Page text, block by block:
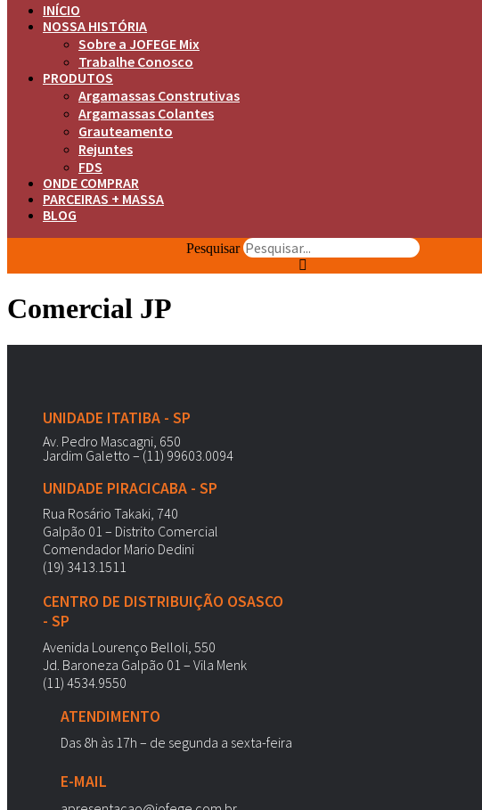
INÍCIO
NOSSA HISTÓRIA
Sobre a JOFEGE Mix
Trabalhe Conosco
PRODUTOS
Argamassas Construtivas
Argamassas Colantes
Grauteamento
Rejuntes
FDS
ONDE COMPRAR
PARCEIRAS + MASSA
BLOG
Pesquisar
Comercial JP
UNIDADE ITATIBA - SP
Av. Pedro Mascagni, 650
Jardim Galetto – (11) 99603.0094
UNIDADE PIRACICABA - SP
Rua Rosário Takaki, 740
Galpão 01 – Distrito Comercial
Comendador Mario Dedini
(19) 3413.1511
CENTRO DE DISTRIBUIÇÃO OSASCO
- SP
Avenida Lourenço Belloli, 550
Jd. Baroneza Galpão 01 – Vila Menk
(11) 4534.9550
ATENDIMENTO
Das 8h às 17h – de segunda a sexta-feira
E-MAIL